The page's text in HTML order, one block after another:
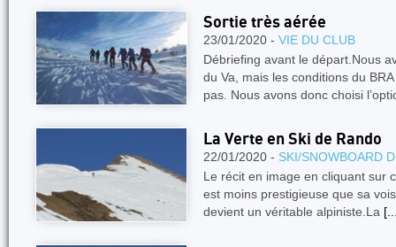
Sortie très aérée
23/01/2020 - VIE DU CLUB
Débriefing avant le départ.Nous
du Va, mais les conditions du
pas. Nous avons donc choisi
La Verte en Ski de Rando
22/01/2020 - SKI/SNOWBOARD
Le récit en image en cliquant sur
est moins prestigieuse que sa
devient un véritable alpiniste.La